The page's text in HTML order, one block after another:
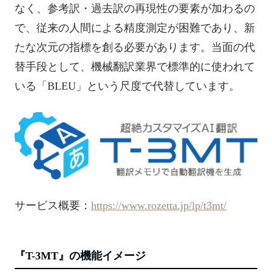
なく、参考訳・過去訳の再現性の要素が加わるの
で、従来の人間による精度測定が困難であり、新
たな次元の指標を創る必要があります。当面の代
替手段として、機械翻訳業界で標準的に使われて
いる「BLEU」という尺度で代替しています。
サービス概要： https://www.rozetta.jp/lp/t3mt/
『T-3MT』の機能イメージ